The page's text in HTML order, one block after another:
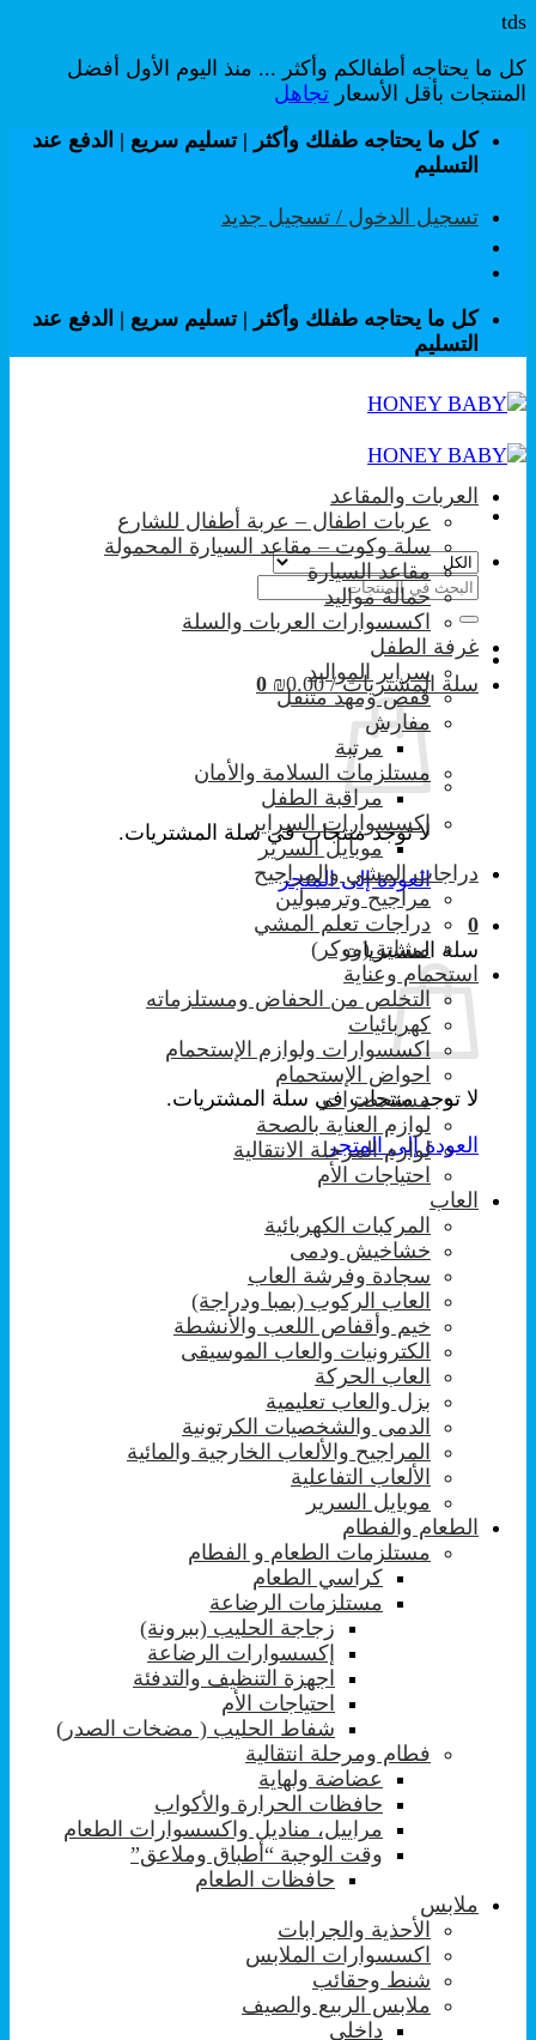
tds
كل ما يحتاجه أطفالكم وأكثر ... منذ اليوم الأول أفضل
المنتجات بأقل الأسعار تجاهل
تخطي
للمحتوى
كل ما يحتاجه طفلك وأكثر | تسليم سريع | الدفع عند
التسليم
تسجيل الدخول / تسجيل جديد
كل ما يحتاجه طفلك وأكثر | تسليم سريع | الدفع عند
التسليم
البحث
عن:
سلة المشتريات / ₪0.00
0
لا توجد منتجات في سلة المشتريات.
العودة إلى المتجر
0
سلة المشتريات
لا توجد منتجات في سلة المشتريات.
العودة إلى المتجر
العربات والمقاعد
عربات اطفال – عربة أطفال للشارع
سلة وكوت – مقاعد السيارة المحمولة
مقاعد السيارة
حمالة مواليد
اكسسوارات العربات والسلة
غرفة الطفل
سراير المواليد
قفص ومهد متنقل
مفارش
مرتبة
مستلزمات السلامة والأمان
مراقبة الطفل
إكسسوارات السراير
موبايل السرير
دراجات المشي والمراجيح
مراجيح وترمبولين
دراجات تعلم المشي
مشاية (ووكر)
استحمام وعناية
التخلص من الحفاض ومستلزماته
كهربائيات
اكسسوارات ولوازم الإستحمام
احواض الإستحمام
مستحضرات
لوازم العناية بالصحة
لوازم المرحلة الانتقالية
احتياجات الأم
العاب
المركبات الكهربائية
خشاخيش ودمى
سجادة وفرشة العاب
العاب الركوب (بمبا ودراجة)
خيم وأقفاص اللعب والأنشطة
الكترونيات والعاب الموسيقى
العاب الحركة
بزل والعاب تعليمية
الدمى والشخصيات الكرتونية
المراجيح والألعاب الخارجية والمائية
الألعاب التفاعلية
موبايل السرير
الطعام والفطام
مستلزمات الطعام و الفطام
كراسي الطعام
مستلزمات الرضاعة
زجاجة الحليب (ببرونة)
إكسسوارات الرضاعة
اجهزة التنظيف والتدفئة
احتياجات الأم
شفاط الحليب ( مضخات الصدر)
فطام ومرحلة انتقالية
عضاضة ولهاية
حافظات الحرارة والأكواب
مراييل، مناديل واكسسوارات الطعام
وقت الوجبة “أطباق وملاعق”
حافظات الطعام
ملابس
الأحذية والجرابات
اكسسوارات الملابس
شنط وحقائب
ملابس الربيع والصيف
داخلي